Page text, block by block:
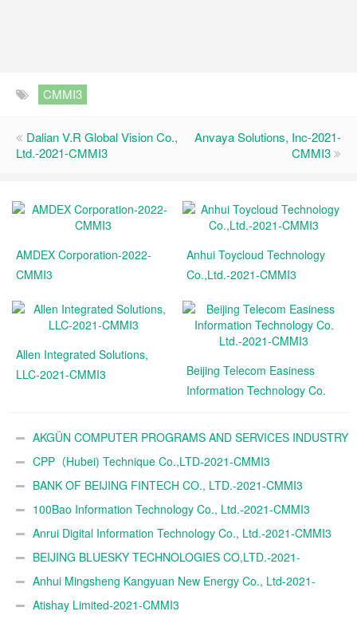
CMMI3
Dalian V.R Global Vision Co.,
Ltd.-2021-CMMI3
Anvaya Solutions, Inc-2021-
CMMI3
AMDEX Corporation-2022-
CMMI3
Anhui Toycloud Technology
Co.,Ltd.-2021-CMMI3
Allen Integrated Solutions,
LLC-2021-CMMI3
Beijing Telecom Easiness
Information Technology Co.
AKGÜN COMPUTER PROGRAMS AND SERVICES INDUSTRY
TRADE A.Ş.-2021-CMMI3
CPP（Hubei) Technique Co.,LTD-2021-CMMI3
BANK OF BEIJING FINTECH CO., LTD.-2021-CMMI3
100Bao Information Technology Co., Ltd.-2021-CMMI3
Anrui Digital Information Technology Co., Ltd.-2021-CMMI3
BEIJING BLUESKY TECHNOLOGIES CO,LTD.-2021-
CMMI3Anhui Mingsheng Kangyuan New Energy Co., Ltd-2021-
CMMI3Atishay Limited-2021-CMMI3